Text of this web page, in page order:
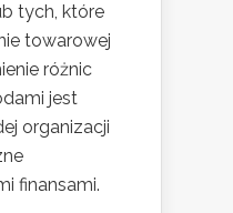
tych, które
towarowej
różnic
jest
organizacji
finansami.